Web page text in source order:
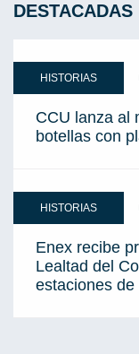
DESTACADAS
HISTORIAS
CCU lanza al
botellas con
HISTORIAS
Enex recibe
Lealtad del
estaciones de